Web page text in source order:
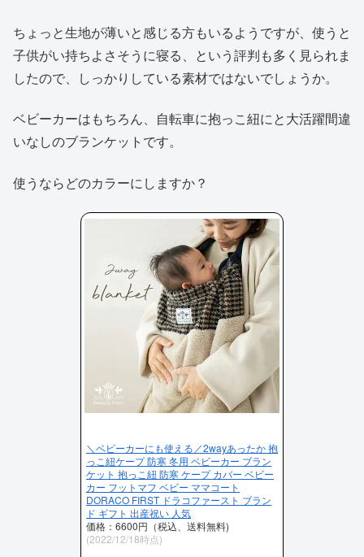
ちょっと生地が薄いと感じる方もいるようですが、使うと
子供がい持ちよさそうに寝る、という評判も多く見られま
したので、しっかりしている素材ではないでしょうか。
ベビーカーはもちろん、自転車に抱っこ紐にと大活躍間違
いなしのブランケットです。
使うならどのカラーにしますか？
＼ベビーカーにも使える／2wayあったか 抱
っこ紐ケープ 防寒 冬用 ベビーカー ブラン
ケット 抱っこ紐 防寒 ケープ カバー ベビー
カー フットマフ ベビー ママコート
DORACO FIRST ドラコファースト ブラン
ド ギフト 出産祝い 人気
価格：6600円（税込、送料無料)
(2022/12/18時点)